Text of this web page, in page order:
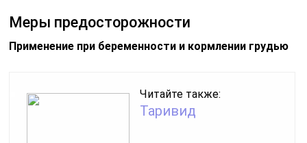
Меры предосторожности
Применение при беременности и кормлении грудью
Читайте также:
Таривид